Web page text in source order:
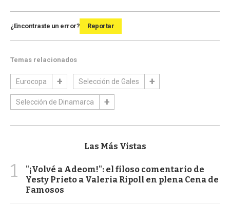
¿Encontraste un error? Reportar
Temas relacionados
Eurocopa Selección de Gales
Selección de Dinamarca
Las Más Vistas
1
"¡Volvé a Adeom!": el filoso comentario de
Yesty Prieto a Valeria Ripoll en plena Cena de
Famosos